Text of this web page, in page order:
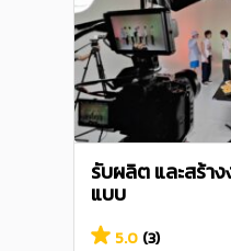
รับผลิต และสร้า
แบบ
5.0 (3)